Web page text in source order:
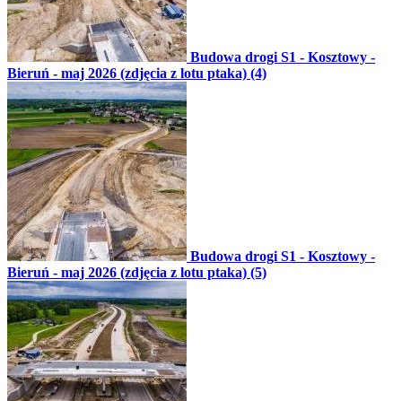
Budowa drogi S1 - Kosztowy -
Bieruń - maj 2026 (zdjęcia z lotu ptaka) (4)
Budowa drogi S1 - Kosztowy -
Bieruń - maj 2026 (zdjęcia z lotu ptaka) (5)